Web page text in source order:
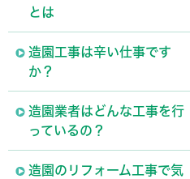
とは
造園工事は辛い仕事です
か？
造園業者はどんな工事を行
っているの？
造園のリフォーム工事で気